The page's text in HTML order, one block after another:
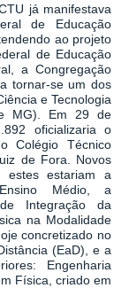
já manifestava
de Educação
ao projeto
de Educação
a Congregação
tornar-se um dos
e Tecnologia
MG). Em 29 de
oficializaria o
Colégio Técnico
de Fora. Novos
estes estariam a
Médio, a
Integração da
na Modalidade
concretizado no
(EaD), e a
Engenharia
Física, criado em